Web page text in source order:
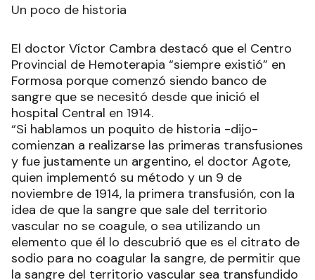
Un poco de historia
El doctor Víctor Cambra destacó que el Centro
Provincial de Hemoterapia “siempre existió” en
Formosa porque comenzó siendo banco de
sangre que se necesitó desde que inició el
hospital Central en 1914.
“Si hablamos un poquito de historia -dijo-
comienzan a realizarse las primeras transfusiones
y fue justamente un argentino, el doctor Agote,
quien implementó su método y un 9 de
noviembre de 1914, la primera transfusión, con la
idea de que la sangre que sale del territorio
vascular no se coagule, o sea utilizando un
elemento que él lo descubrió que es el citrato de
sodio para no coagular la sangre, de permitir que
la sangre del territorio vascular sea transfundido